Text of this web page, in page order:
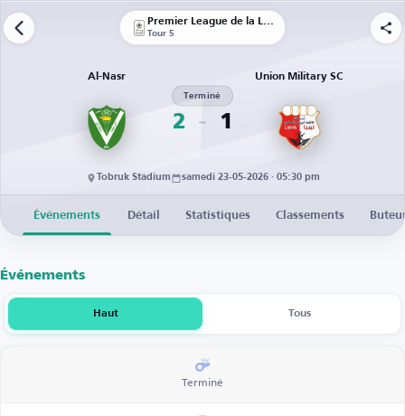
Premier League de la Libye
Tour 5
Al-Nasr
2
Terminé
1
Union Military SC
Tobruk Stadium samedi 23-05-2026 · 05:30 pm
Événements Détail Statistiques Classements
Événements
Haut Tous
Terminé